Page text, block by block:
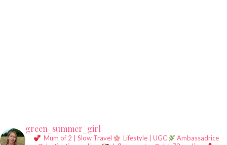
green_summer_girl
Mum of 2 | Slow Travel Lifestyle | UGC
Ambassadrice